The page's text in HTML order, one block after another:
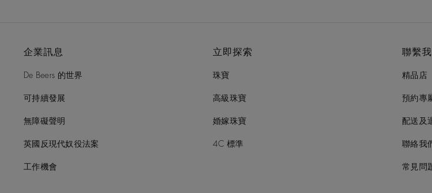
企業訊息
De Beers 的世界
可持續發展
無障礙聲明
英國反現代奴役法案
工作機會
立即探索
珠寶
高級珠寶
婚嫁珠寶
4C 標準
聯繫
精品店
預約專
配送及
聯絡我
常見問